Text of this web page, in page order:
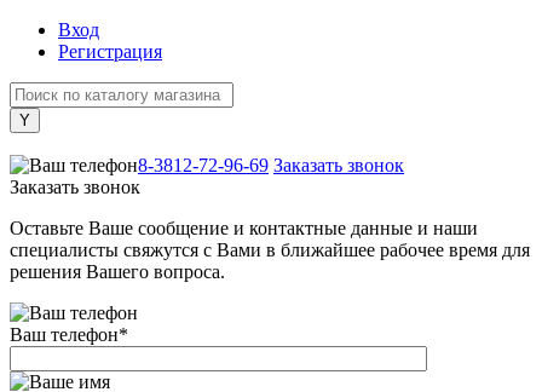
Вход
Регистрация
8-3812-72-96-69 Заказать звонок
Заказать звонок
Оставьте Ваше сообщение и контактные данные и наши
специалисты свяжутся с Вами в ближайшее рабочее время для
решения Вашего вопроса.
Ваш телефон*